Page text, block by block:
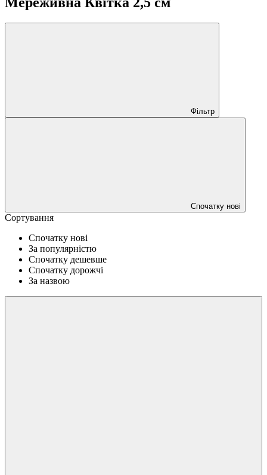
Фільтр
Спочатку нові
Сортування
Спочатку нові
За популярністю
Спочатку дешевше
Спочатку дорожчі
За назвою